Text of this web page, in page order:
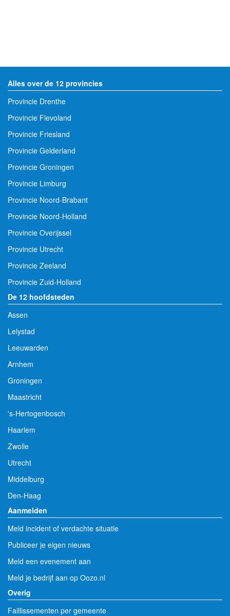
Alles over de 12 provincies
Provincie Drenthe
Provincie Flevoland
Provincie Friesland
Provincie Gelderland
Provincie Groningen
Provincie Limburg
Provincie Noord-Brabant
Provincie Noord-Holland
Provincie Overijssel
Provincie Utrecht
Provincie Zeeland
Provincie Zuid-Holland
De 12 hoofdsteden
Assen
Lelystad
Leeuwarden
Arnhem
Groningen
Maastricht
's-Hertogenbosch
Haarlem
Zwolle
Utrecht
Middelburg
Den-Haag
Aanmelden
Meld incident of verdachte situatie
Publiceer je eigen nieuws
Meld een evenement aan
Meld je bedrijf aan op Oozo.nl
Overig
Faillissementen per gemeente